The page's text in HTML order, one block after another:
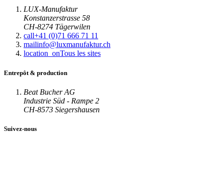
LUX-Manufaktur
Konstanzerstrasse 58
CH-8274 Tägerwilen
call+41 (0)71 666 71 11
mailinfo@luxmanufaktur.ch
location_onTous les sites
Entrepôt & production
Beat Bucher AG
Industrie Süd - Rampe 2
CH-8573 Siegershausen
Suivez-nous